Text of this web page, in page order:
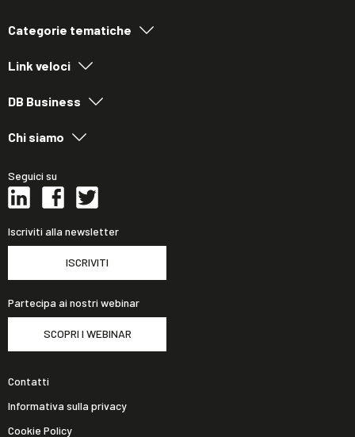
Categorie tematiche
Link veloci
DB Business
Chi siamo
Seguici su
Iscriviti alla newsletter
ISCRIVITI
Partecipa ai nostri webinar
SCOPRI I WEBINAR
Contatti
Informativa sulla privacy
Cookie Policy